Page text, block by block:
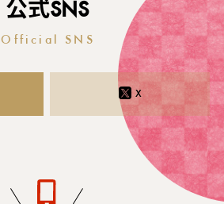
公式SNS
Official SNS
X